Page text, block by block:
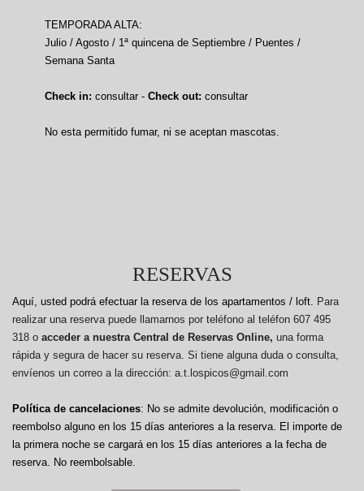
TEMPORADA ALTA:
Julio / Agosto / 1ª quincena de Septiembre / Puentes /
Semana Santa
Check in: consultar - Check out: consultar
No esta permitido fumar, ni se aceptan mascotas.
RESERVAS
Aquí, usted podrá efectuar la reserva de los apartamentos / loft. Para
realizar una reserva puede llamarnos por teléfono al teléfon 607 495
318 o acceder a nuestra Central de Reservas Online, una forma
rápida y segura de hacer su reserva. Si tiene alguna duda o consulta,
envíenos un correo a la dirección: a.t.lospicos@gmail.com
Política de cancelaciones: No se admite devolución, modificación o
reembolso alguno en los 15 días anteriores a la reserva. El importe de
la primera noche se cargará en los 15 días anteriores a la fecha de
reserva. No reembolsable.